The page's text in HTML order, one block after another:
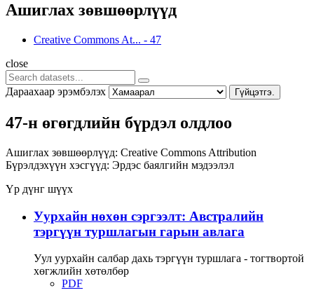
Ашиглах зөвшөөрлүүд
Creative Commons At... - 47
close
Дараахаар эрэмбэлэх Гүйцэтгэ.
47-н өгөгдлийн бүрдэл олдлоо
Ашиглах зөвшөөрлүүд: Creative Commons Attribution
Бүрэлдэхүүн хэсгүүд: Эрдэс баялгийн мэдээлэл
Үр дүнг шүүх
Уурхайн нөхөн сэргээлт: Австралийн
тэргүүн туршлагын гарын авлага
Уул уурхайн салбар дахь тэргүүн туршлага - тогтвортой
хөгжлийн хөтөлбөр
PDF